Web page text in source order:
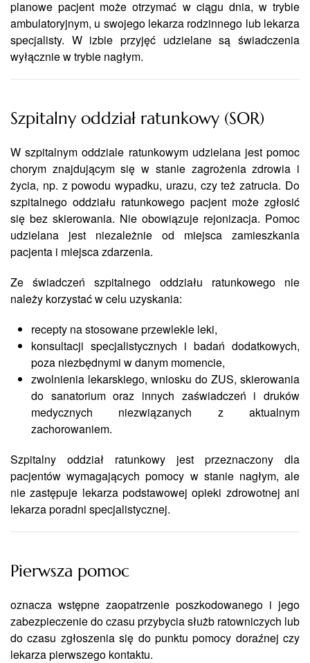
planowe pacjent może otrzymać w ciągu dnia, w trybie
ambulatoryjnym, u swojego lekarza rodzinnego lub lekarza
specjalisty. W izbie przyjęć udzielane są świadczenia
wyłącznie w trybie nagłym.
Szpitalny oddział ratunkowy (SOR)
W szpitalnym oddziale ratunkowym udzielana jest pomoc
chorym znajdującym się w stanie zagrożenia zdrowia i
życia, np. z powodu wypadku, urazu, czy też zatrucia. Do
szpitalnego oddziału ratunkowego pacjent może zgłosić
się bez skierowania. Nie obowiązuje rejonizacja. Pomoc
udzielana jest niezależnie od miejsca zamieszkania
pacjenta i miejsca zdarzenia.
Ze świadczeń szpitalnego oddziału ratunkowego nie
należy korzystać w celu uzyskania:
recepty na stosowane przewlekle leki,
konsultacji specjalistycznych i badań dodatkowych,
poza niezbędnymi w danym momencie,
zwolnienia lekarskiego, wniosku do ZUS, skierowania
do sanatorium oraz innych zaświadczeń i druków
medycznych niezwiązanych z aktualnym
zachorowaniem.
Szpitalny oddział ratunkowy jest przeznaczony dla
pacjentów wymagających pomocy w stanie nagłym, ale
nie zastępuje lekarza podstawowej opieki zdrowotnej ani
lekarza poradni specjalistycznej.
Pierwsza pomoc
oznacza wstępne zaopatrzenie poszkodowanego i jego
zabezpieczenie do czasu przybycia służb ratowniczych lub
do czasu zgłoszenia się do punktu pomocy doraźnej czy
lekarza pierwszego kontaktu.